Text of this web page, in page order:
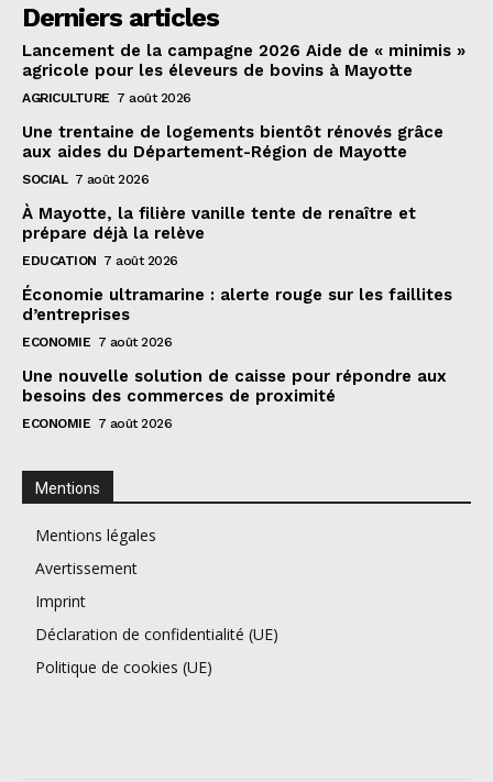
Derniers articles
Lancement de la campagne 2026 Aide de « minimis »
agricole pour les éleveurs de bovins à Mayotte
AGRICULTURE 7 août 2026
Une trentaine de logements bientôt rénovés grâce
aux aides du Département-Région de Mayotte
SOCIAL 7 août 2026
À Mayotte, la filière vanille tente de renaître et
prépare déjà la relève
EDUCATION 7 août 2026
Économie ultramarine : alerte rouge sur les faillites
d’entreprises
ECONOMIE 7 août 2026
Une nouvelle solution de caisse pour répondre aux
besoins des commerces de proximité
ECONOMIE 7 août 2026
Mentions
Mentions légales
Avertissement
Imprint
Déclaration de confidentialité (UE)
Politique de cookies (UE)